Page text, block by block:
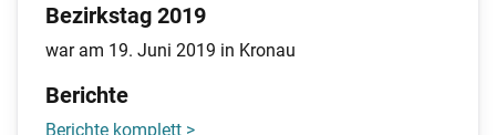
Bezirkstag 2019
war am 19. Juni 2019 in Kronau
Berichte
Berichte komplett >